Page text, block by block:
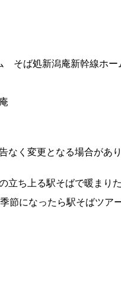
そば処新潟庵新幹線ホ
なく変更となる場合があ
立ち上る駅そばで暖まり
節になったら駅そばツア